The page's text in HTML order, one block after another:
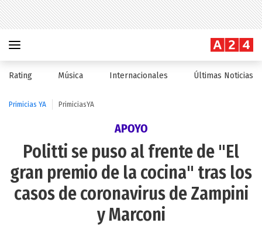
Rating Música Internacionales Últimas Noticias
Primicias YA PrimiciasYA
APOYO
Politti se puso al frente de "El
gran premio de la cocina" tras los
casos de coronavirus de Zampini
y Marconi